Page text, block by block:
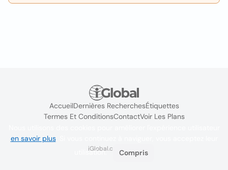
AccueilDernières RecherchesÉtiquettes
Termes Et ConditionsContactVoir Les Plans
iGlobal.co @ 2024
en savoir plus. Si vous continuez à naviguer, vous acceptez leur
utilisation.
Compris